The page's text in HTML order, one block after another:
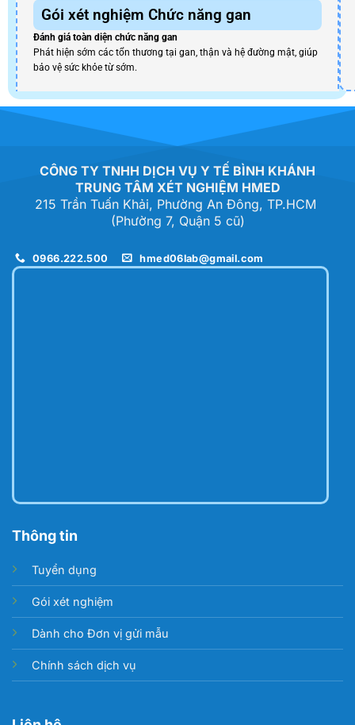
Gói xét nghiệm Chức năng gan
Đánh giá toàn diện chức năng gan
Phát hiện sớm các tổn thương tại gan, thận và hệ đường mật, giúp
bảo vệ sức khỏe từ sớm.
CÔNG TY TNHH DỊCH VỤ Y TẾ BÌNH KHÁNH
TRUNG TÂM XÉT NGHIỆM HMED
215 Trần Tuấn Khải, Phường An Đông, TP.HCM
(Phường 7, Quận 5 cũ)
0966.222.500 hmed06lab@gmail.com
Thông tin
Tuyển dụng
Gói xét nghiệm
Dành cho Đơn vị gửi mẫu
Chính sách dịch vụ